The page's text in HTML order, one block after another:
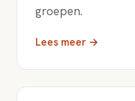
groepen.
Lees meer →